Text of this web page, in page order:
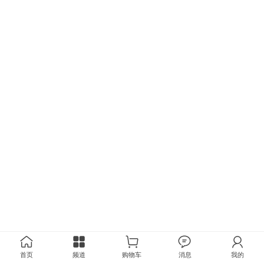
首页 频道 购物车 消息 我的